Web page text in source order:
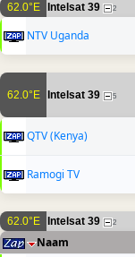
62.0°E Intelsat 39 2
NTV Uganda
62.0°E Intelsat 39 5
QTV (Kenya)
Ramogi TV
62.0°E Intelsat 39 2
Naam